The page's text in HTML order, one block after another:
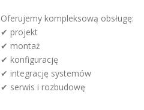
Oferujemy kompleksową obsługę:
✔ projekt
✔ montaż
✔ konfigurację
✔ integrację systemów
✔ serwis i rozbudowę